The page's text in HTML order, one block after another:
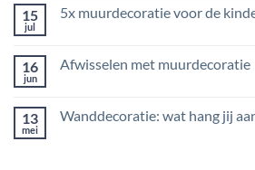
en
stoer
Schilderen
en
creëren
15
jul
5x muurdecoratie voor de
5x
kinderkamer
16
jun
Afwisselen met muurdecoratie
Afwisselen
13
mei
Wanddecoratie: wat hang jij